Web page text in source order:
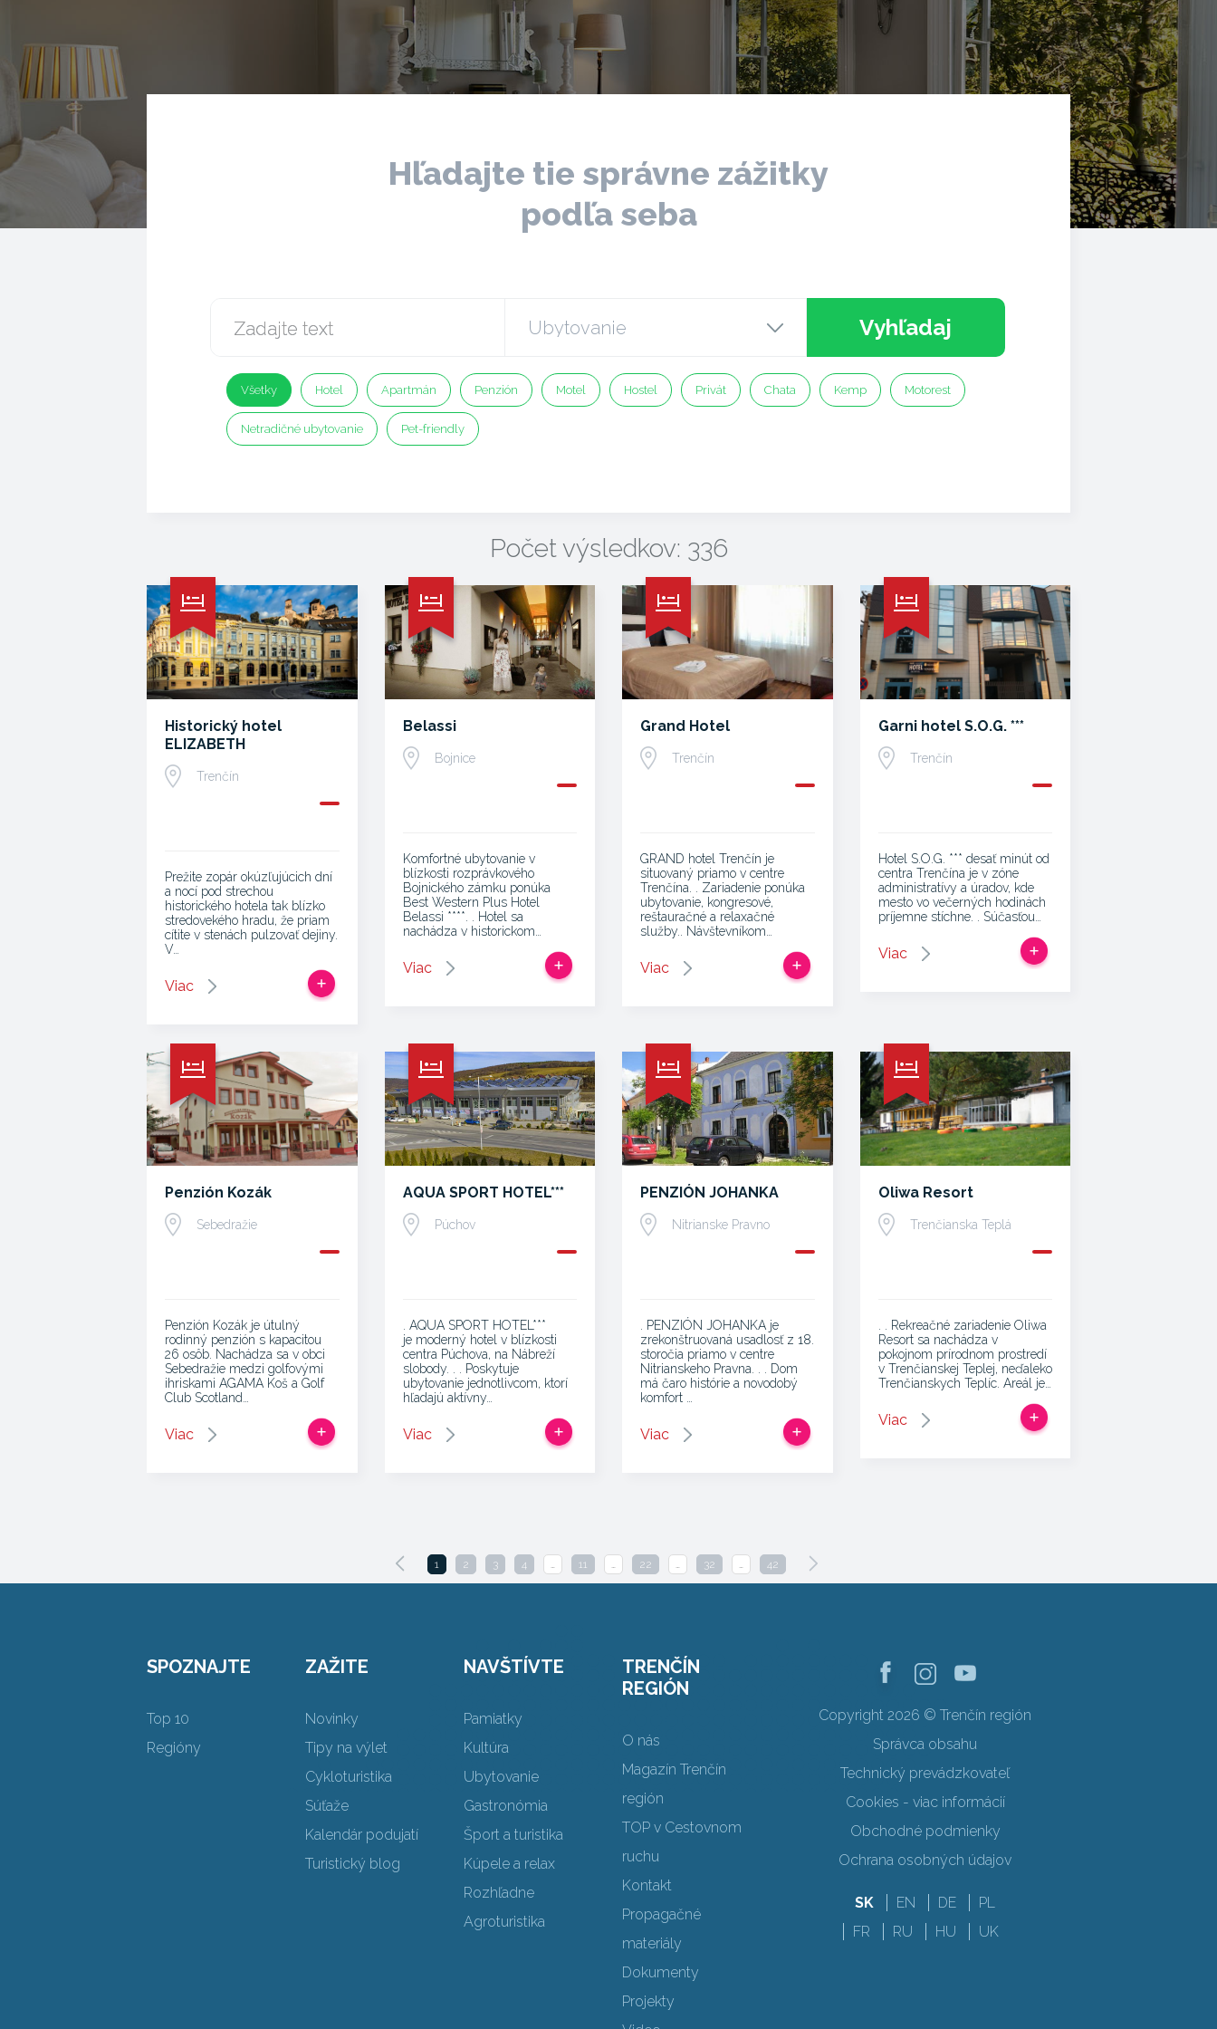
Hľadajte tie správne zážitky
podľa seba
Vyhľadaj
Všetky Hotel Apartmán Penzión Motel Hostel Privát Chata Kemp Motorest
Netradičné ubytovanie Pet-friendly
Počet výsledkov: 336
Historický hotel
ELIZABETH
Trenčín
Prežite zopár okúzľujúcich dní
a nocí pod strechou
historického hotela tak blízko
stredovekého hradu, že priam
cítite v stenách pulzovať dejiny.
V…
Viac
Belassi
Bojnice
Komfortné ubytovanie v
blízkosti rozprávkového
Bojnického zámku ponúka
Best Western Plus Hotel
Belassi ****. . Hotel sa
nachádza v historickom…
Viac
Grand Hotel
Trenčín
GRAND hotel Trenčín je
situovaný priamo v centre
Trenčína. . Zariadenie ponúka
ubytovanie, kongresové,
reštauračné a relaxačné
služby.. Návštevníkom…
Viac
Garni hotel S.O.G. ***
Trenčín
Hotel S.O.G. *** desať minút od
centra Trenčína je v zóne
administratívy a úradov, kde
mesto vo večerných hodinách
príjemne stíchne. . Súčasťou…
Viac
Penzión Kozák
Sebedražie
Penzión Kozák je útulný
rodinný penzión s kapacitou
26 osôb. Nachádza sa v obci
Sebedražie medzi golfovými
ihriskami AGAMA Koš a Golf
Club Scotland…
Viac
AQUA SPORT HOTEL***
Púchov
. AQUA SPORT HOTEL***
je moderný hotel v blízkosti
centra Púchova, na Nábreží
slobody. . . Poskytuje
ubytovanie jednotlivcom, ktorí
hľadajú aktívny…
Viac
PENZIÓN JOHANKA
Nitrianske Pravno
. PENZIÓN JOHANKA je
zrekonštruovaná usadlosť z 18.
storočia priamo v centre
Nitrianskeho Pravna. . . Dom
má čaro histórie a novodobý
komfort …
Viac
Oliwa Resort
Trenčianska Teplá
. . Rekreačné zariadenie Oliwa
Resort sa nachádza v
pokojnom prírodnom prostredí
v Trenčianskej Teplej, neďaleko
Trenčianskych Teplíc. Areál je…
Viac
1 2 3 4 … 11 … 22 … 32 … 42
SPOZNAJTE
Top 10
Regióny
ZAŽITE
Novinky
Tipy na výlet
Cykloturistika
Súťaže
Kalendár podujatí
Turistický blog
NAVŠTÍVTE
Pamiatky
Kultúra
Ubytovanie
Gastronómia
Šport a turistika
Kúpele a relax
Rozhľadne
Agroturistika
TRENČÍN
REGIÓN
O nás
Magazín Trenčín
región
TOP v Cestovnom
ruchu
Kontakt
Propagačné
materiály
Dokumenty
Projekty
Copyright 2026 © Trenčín región
Správca obsahu
Technický prevádzkovateľ
Cookies - viac informácií
Obchodné podmienky
Ochrana osobných údajov
SK EN DE
PL
FR
RU HU UK